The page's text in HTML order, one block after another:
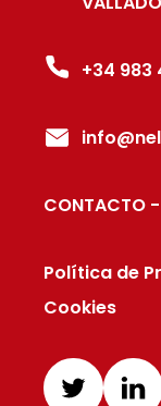
+34 983
CONTACTO -
Política de
Cookies